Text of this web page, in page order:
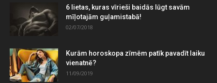
6 lietas, kuras vīrieši baidās lūgt savām
mīļotajām guļamistabā!
02/07/2018
Kurām horoskopa zīmēm patīk pavadīt laiku
vienatnē?
11/09/2019